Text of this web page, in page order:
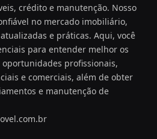
crédito e manutenção. Nosso
no mercado imobiliário,
e práticas. Aqui, você
para entender melhor os
profissionais,
e comerciais, além de obter
e manutenção de